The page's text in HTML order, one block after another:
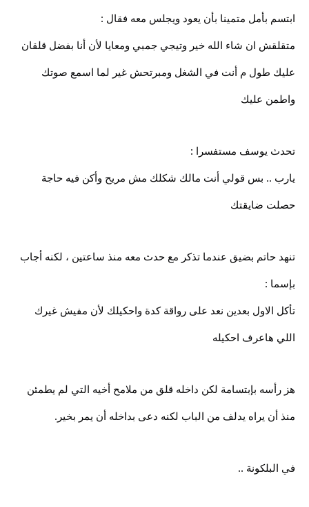
ابتسم بأمل متمينا بأن يعود ويجلس معه فقال :
متقلقش ان شاء الله خير وتيجي جمبي ومعايا لأن أنا بفضل قلقان
عليك طول م أنت في الشغل ومبرتحش غير لما اسمع صوتك
واطمن عليك
تحدث يوسف مستفسرا :
يارب .. بس قولي أنت مالك شكلك مش مريح وأكن فيه حاجة
حصلت ضايقتك
تنهد حاتم بضيق عندما تذكر مع حدث معه منذ ساعتين ، لكنه أجاب
بإسما :
تأكل الاول بعدين نعد على رواقة كدة واحكيلك لأن مفيش غيرك
اللي هاعرف احكيله
هز رأسه بإبتسامة لكن داخله قلق من ملامح أخيه التي لم يطمئن
منذ أن يراه يدلف من الباب لكنه دعى بداخله أن يمر بخير.
في البلكونة ..